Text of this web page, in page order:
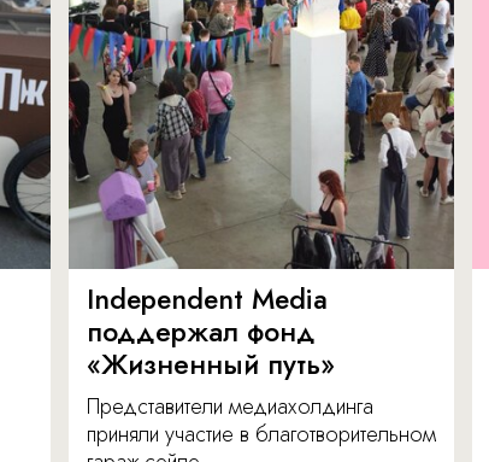
Independent Media
поддержал фонд
«Жизненный путь»
Представители медиахолдинга
приняли участие в благотворительном